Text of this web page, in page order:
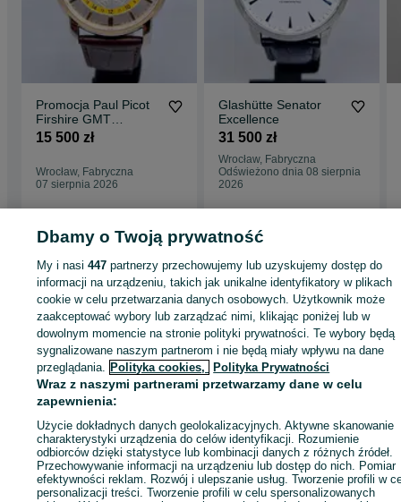
Promocja Paul Picot
Firshire GMT
P3755SR.GMT.764.1
15 500 zł
Wrocław, Fabryczna
07 sierpnia 2026
Glashütte Senator
Excellence
31 500 zł
Wrocław, Fabryczna
Odświeżono dnia 08 sierpnia
2026
Strona główna Moda Zegarki Zegarki męskie
Zegarki męskie -
Dolnośląskie
Zegarki męskie - Wrocław Zegarki męskie - Fabryczna
KATEGORIA
ID:882258474 Wyświetlenia:
Zadzwoń / SMS Wyślij wiadomość
Dbamy o Twoją prywatność
My i nasi447 partnerzy przechowujemy lub uzyskujemy dostęp do
informacji na urządzeniu, takich jak unikalne identyfikatory w plikach
cookie w celu przetwarzania danych osobowych. Użytkownik może
zaakceptować wybory lub zarządzać nimi, klikając poniżej lub w
dowolnym momencie na stronie polityki prywatności. Te wybory będą
sygnalizowane naszym partnerom i nie będą miały wpływu na dane
przeglądania. Polityka cookies, Polityka Prywatności
Wraz z naszymi partnerami przetwarzamy dane w celu
zapewnienia:
Użycie dokładnych danych geolokalizacyjnych. Aktywne skanowanie
charakterystyki urządzenia do celów identyfikacji. Rozumienie
odbiorców dzięki statystyce lub kombinacji danych z różnych źródeł.
Przechowywanie informacji na urządzeniu lub dostęp do nich. Pomiar
efektywności reklam. Rozwój i ulepszanie usług. Tworzenie profili w
personalizacji treści. Tworzenie profili w celu spersonalizowanych